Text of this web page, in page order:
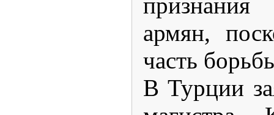
армян,
часть
В Турции